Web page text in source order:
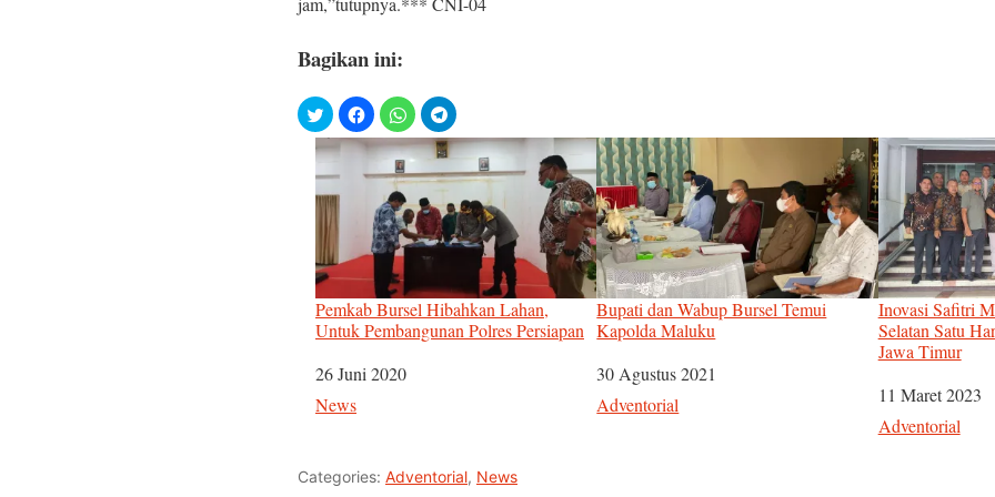
Bagikan ini:
Pemkab Bursel Hibahkan Lahan,
Untuk Pembangunan Polres Persiapan
Tanggal
26 Juni 2020
Sehubungan dengan
News
Bupati dan Wabup Bursel Temui
Kapolda Maluku
Tanggal
30 Agustus 2021
Sehubungan dengan
Adventorial
Inovasi Safitri
Selatan Satu
Jawa Timur
Tanggal
11 Maret 2023
Sehubungan
Adventorial
Categories: Adventorial, News